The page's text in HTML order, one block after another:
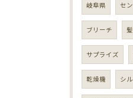
岐阜県 セ
ブリーチ
サプライズ
乾燥機 シ